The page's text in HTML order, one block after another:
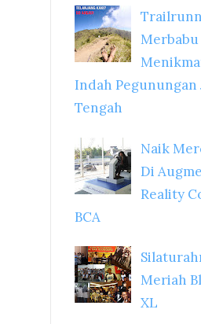
Merbabu
Indah Pegunungan
Tengah
Naik
Di
Reality
BCA
Meriah
XL